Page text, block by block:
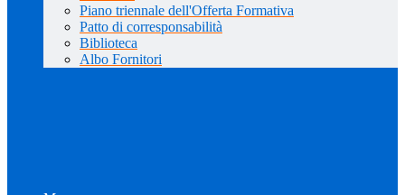
Piano triennale dell'Offerta Formativa
Patto di corresponsabilità
Biblioteca
Albo Fornitori